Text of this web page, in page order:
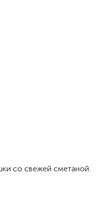
со свежей сметаной.